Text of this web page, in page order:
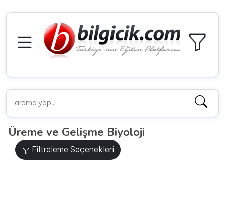
Üreme ve Gelişme Biyoloji
Filtreleme Seçenekleri